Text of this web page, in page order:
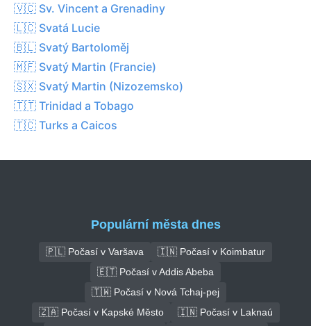
🇻🇨 Sv. Vincent a Grenadiny
🇱🇨 Svatá Lucie
🇧🇱 Svatý Bartoloměj
🇲🇫 Svatý Martin (Francie)
🇸🇽 Svatý Martin (Nizozemsko)
🇹🇹 Trinidad a Tobago
🇹🇨 Turks a Caicos
Populární města dnes
🇵🇱 Počasí v Varšava
🇮🇳 Počasí v Koimbatur
🇪🇹 Počasí v Addis Abeba
🇹🇼 Počasí v Nová Tchaj-pej
🇿🇦 Počasí v Kapské Město
🇮🇳 Počasí v Laknaú